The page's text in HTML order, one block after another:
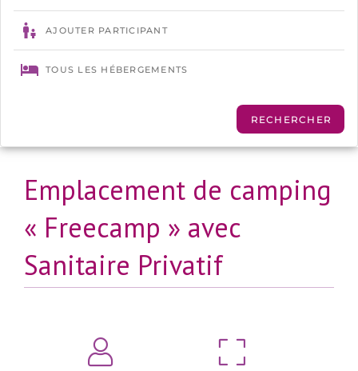
Emplacement de camping
« Freecamp » avec
Sanitaire Privatif